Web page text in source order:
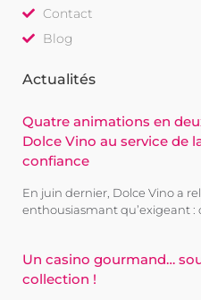
Contact
Blog
Actualités
Quatre animations en
Dolce Vino au service de
confiance
En juin dernier, Dolce Vino a
enthousiasmant qu’exigeant :
Un casino gourmand…
collection !